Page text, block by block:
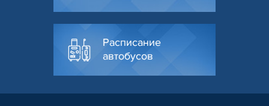
Расписание
автобусов